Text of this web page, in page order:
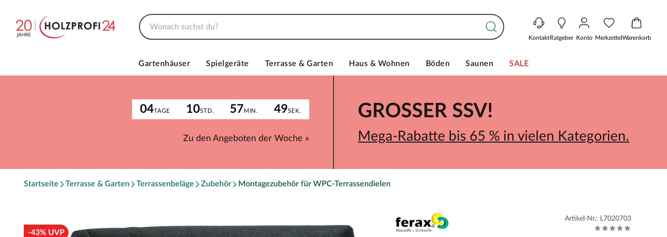
KontaktRatgeber Konto MerkzettelWarenkorb
Gartenhäuser Spielgeräte Terrasse & Garten Haus & Wohnen Böden Saunen SALE
04TAGE 10STD. 57MIN. 49SEK.
Zu den Angeboten der Woche »
GROSSER SSV!
Mega-Rabatte bis 65 % in vielen Kategorien.
Startseite Terrasse & Garten Terrassenbeläge Zubehör Montagezubehör für WPC-Terrassendielen
-43% UVP
Artikel-Nr.: L7020703